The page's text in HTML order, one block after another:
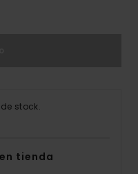
stock.
tienda